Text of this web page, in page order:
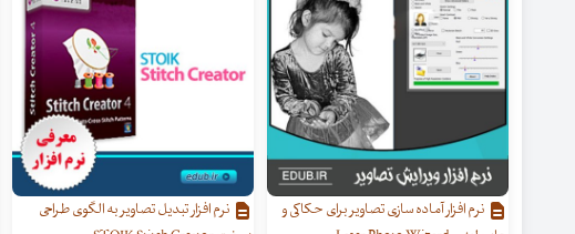
نرم افزار آماده سازی تصاویر برای حکاکی و
نرم افزار تبدیل تصاویر به الگوی طراحی